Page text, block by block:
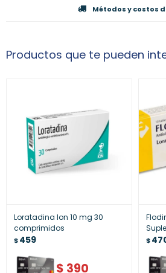
Métodos y costos
Productos que te pueden
Loratadina Ion 10 mg 30
comprimidos
$459
$ 390
$